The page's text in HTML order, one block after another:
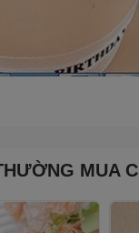
MUA